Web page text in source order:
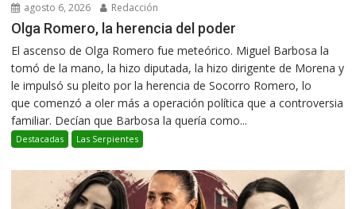
agosto 6, 2026 Redacción
Olga Romero, la herencia del poder
El ascenso de Olga Romero fue meteórico. Miguel Barbosa la
tomó de la mano, la hizo diputada, la hizo dirigente de Morena y
le impulsó su pleito por la herencia de Socorro Romero, lo
que comenzó a oler más a operación política que a controversia
familiar. Decían que Barbosa la quería como...
Destacadas Las Serpientes